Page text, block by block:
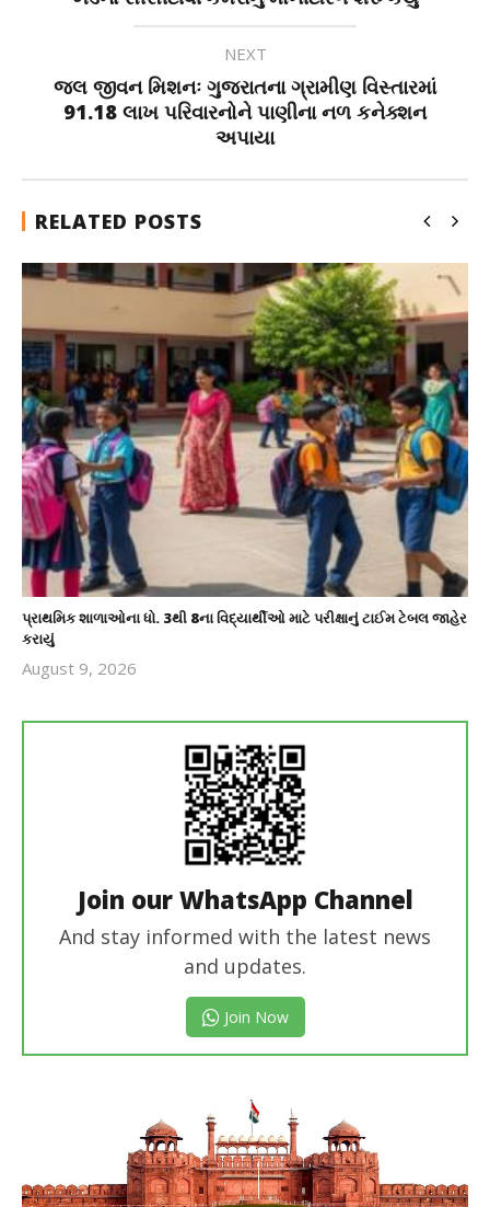
NEXT
જલ જીવન મિશનઃ ગુજરાતના ગ્રામીણ વિસ્તારમાં
91.18 લાખ પરિવારનોને પાણીના નળ કનેક્શન
અપાયા
RELATED POSTS
પ્રાથમિક શાળાઓના ધો. 3થી 8ના વિદ્યાર્થીઓ માટે પરીક્ષાનું ટાઈમ ટેબલ જાહેર
કરાયું
August 9, 2026
Join our WhatsApp Channel
And stay informed with the latest news
and updates.
Join Now